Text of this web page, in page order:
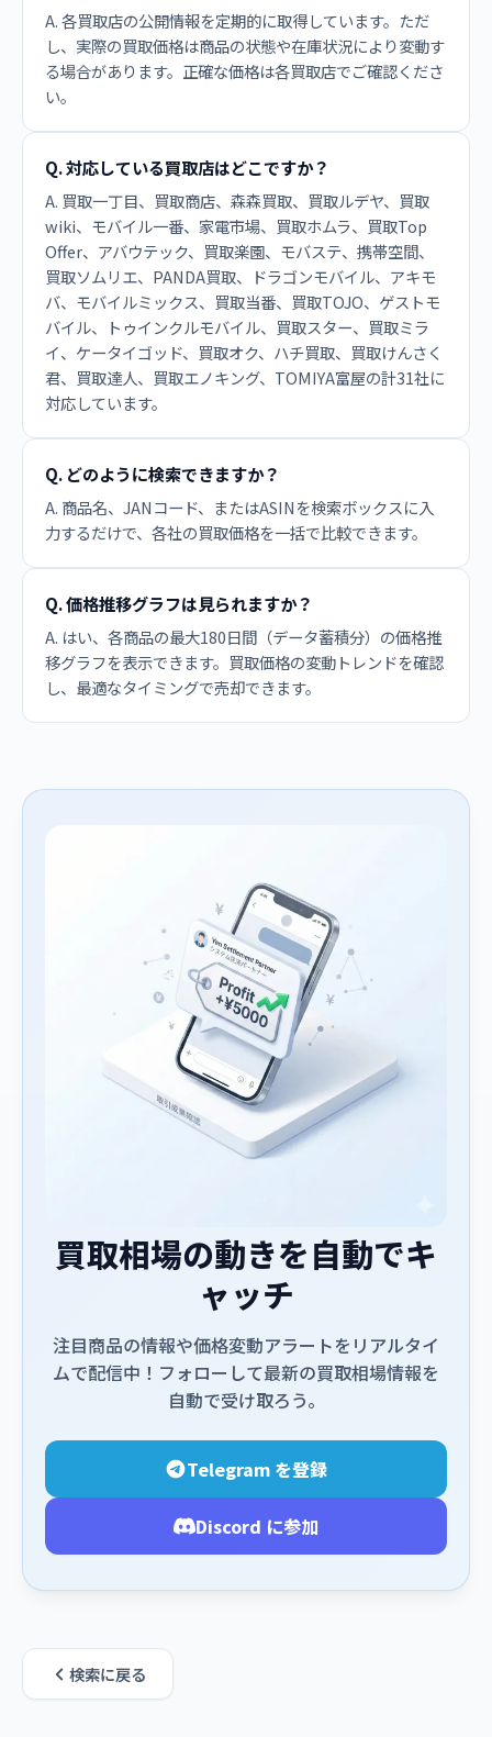
A. 各買取店の公開情報を定期的に取得しています。ただ
し、実際の買取価格は商品の状態や在庫状況により変動す
る場合があります。正確な価格は各買取店でご確認くださ
い。
Q. 対応している買取店はどこですか？
A. 買取一丁目、買取商店、森森買取、買取ルデヤ、買取
wiki、モバイル一番、家電市場、買取ホムラ、買取Top
Offer、アバウテック、買取楽園、モバステ、携帯空間、
買取ソムリエ、PANDA買取、ドラゴンモバイル、アキモ
バ、モバイルミックス、買取当番、買取TOJO、ゲストモ
バイル、トゥインクルモバイル、買取スター、買取ミラ
イ、ケータイゴッド、買取オク、ハチ買取、買取けんさく
君、買取達人、買取エノキング、TOMIYA富屋の計31社に
対応しています。
Q. どのように検索できますか？
A. 商品名、JANコード、またはASINを検索ボックスに入
力するだけで、各社の買取価格を一括で比較できます。
Q. 価格推移グラフは見られますか？
A. はい、各商品の最大180日間（データ蓄積分）の価格推
移グラフを表示できます。買取価格の変動トレンドを確認
し、最適なタイミングで売却できます。
買取相場の動きを自動でキ
ャッチ
注目商品の情報や価格変動アラートをリアルタイ
ムで配信中！フォローして最新の買取相場情報を
自動で受け取ろう。
Telegram を登録
Discord に参加
検索に戻る